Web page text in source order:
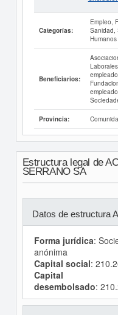
Categorías:
Empleo,
Sanidad,
Humanos
Beneficiarios:
Provincia:
Estructura legal de
SERRANO SA
Datos de estructura
Forma jurídica:
anónima
Capital social:
Capital
desembolsado: